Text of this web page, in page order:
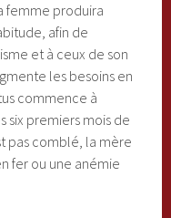
femme produira
afin de
et à ceux de son
les besoins en
commence à
six premiers mois de
pas comblé, la mère
fer ou une anémie